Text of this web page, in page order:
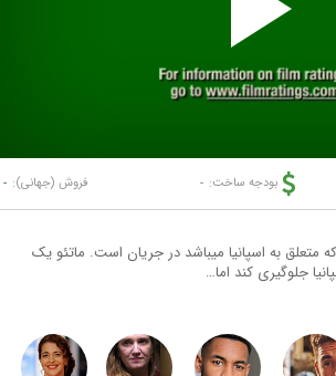
بودجه ساخت: - فروش (جهانی): -
متعلق به اسپانیا میباشد در جریان است. ماتئو یک
جلوگیری کند اما…